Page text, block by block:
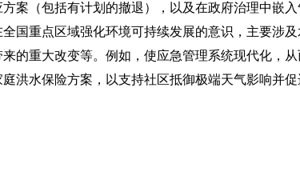
案（包括有计划的撤退），以及在政府治理中嵌
国重点区域强化环境可持续发展的意识，主要涉
的重大改变等。例如，使应急管理系统现代化，
洪水保险方案，以支持社区抵御极端天气影响并促